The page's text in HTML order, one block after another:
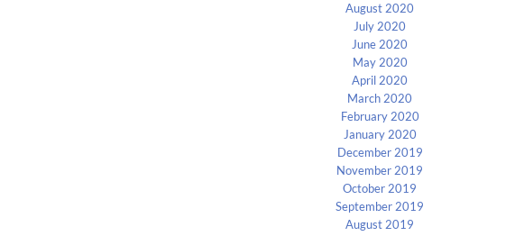
August 2020
July 2020
June 2020
May 2020
April 2020
March 2020
February 2020
January 2020
December 2019
November 2019
October 2019
September 2019
August 2019